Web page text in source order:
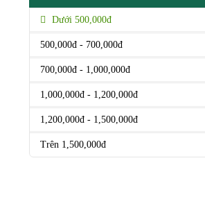
Dưới 500,000đ
500,000đ - 700,000đ
700,000đ - 1,000,000đ
1,000,000đ - 1,200,000đ
1,200,000đ - 1,500,000đ
Trên 1,500,000đ